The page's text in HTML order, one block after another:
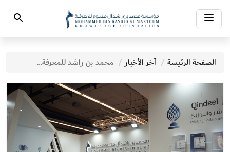
Toggle
navigation
Search
الصفحة الرئيسة آخر الأخبار محمد بن راشد للمعرفة تختتم مشاركتها في معرض فرانكفورت الدولي للكتاب 2019